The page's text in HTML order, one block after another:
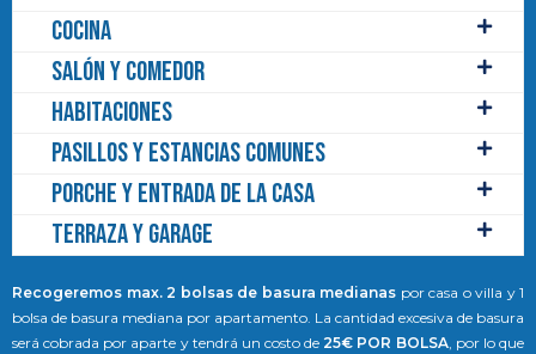
Cocina
Salón y Comedor
Habitaciones
Pasillos y estancias comunes
Porche y entrada de la casa
Terraza y garage
Recogeremos max. 2 bolsas de basura medianas por casa o villa y 1
bolsa de basura mediana por apartamento. La cantidad excesiva de basura
será cobrada por aparte y tendrá un costo de 25€ POR BOLSA, por lo que